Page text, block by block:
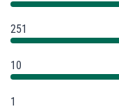
251
10
1